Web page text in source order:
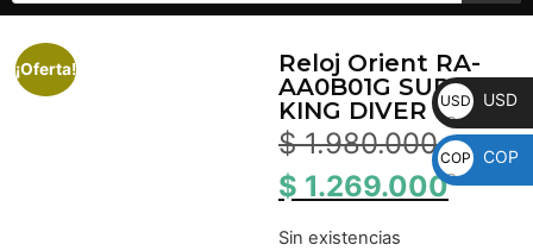
¡Oferta!
Reloj Orient RA-
AA0B01G SUPER
KING DIVER
$1.980.000
$ 1.269.000
Sin existencias
USD USD
COP COP